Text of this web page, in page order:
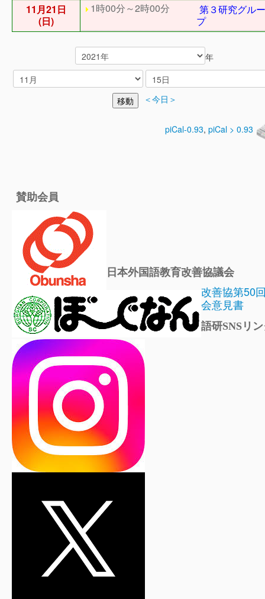
11月21日
(日)
1時00分～2時00分
第３研究グルー
プ
年
＜今日＞
piCal-0.93, piCal > 0.93
賛助会員
日本外国語教育改善協議会
改善協第50
会意見書
語研SNSリ